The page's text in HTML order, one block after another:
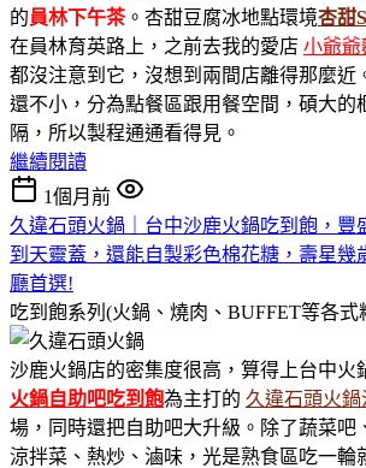
的員林下午茶。杏甜豆腐冰地點環境杏甜
在員林育英路上，之前去我的愛店 小爺爺
都沒注意到它，沒想到兩間店離得那麼近
還不小，分為點餐區跟用餐空間，碩大的
隔，所以製程通通看得見。
繼續閱讀
1個月前
久違石頭火鍋｜台中沙鹿火鍋吃到飽，豐
到天靈蓋，還能自製彩色棉花糖，壽星幾
廳首選!
吃到飽系列(火鍋、燒肉、BUFFET等各式
沙鹿火鍋店的密集度很高，算得上台中火
火鍋自助吧吃到飽為主打的 久違石頭火鍋
場，同時還把自助吧大升級。除了蔬菜吧
涼拌菜、熱炒、滷味，光是熟食區吃一輪